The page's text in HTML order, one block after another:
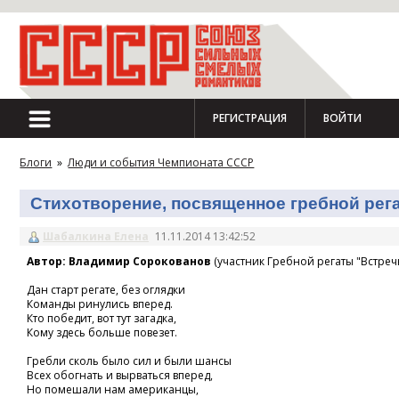
РЕГИСТРАЦИЯ ВОЙТИ
Блоги » Люди и события Чемпионата СССР
Стихотворение, посвященное гребной
Шабалкина Елена 11.11.2014 13:42:52
Автор: Владимир Сорокованов (участник Гребной регаты
Дан старт регате, без оглядки
Команды ринулись вперед.
Кто победит, вот тут загадка,
Кому здесь больше повезет.
Гребли сколь было сил и были шансы
Всех обогнать и вырваться вперед,
Но помешали нам американцы,